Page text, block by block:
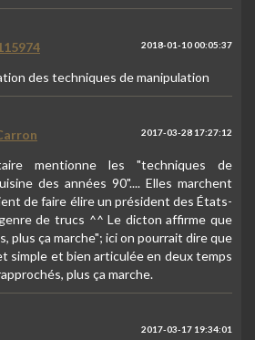
2018-01-10 00:05:37
des techniques de manipulation
2017-03-28 17:27:12
mentionne les "techniques de
des années 90".... Elles marchent
de faire élire un président des États-
de trucs ^^ Le dicton affirme que
plus ça marche"; ici on pourrait dire que
simple et bien articulée en deux temps
plus ça marche.
2017-03-17 19:34:01